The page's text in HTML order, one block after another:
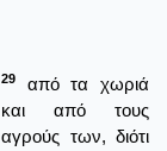
29
από τα χωριά
και από τους
αγρούς των, διότι